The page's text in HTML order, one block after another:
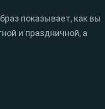
показывает, как вы
и праздничной, а